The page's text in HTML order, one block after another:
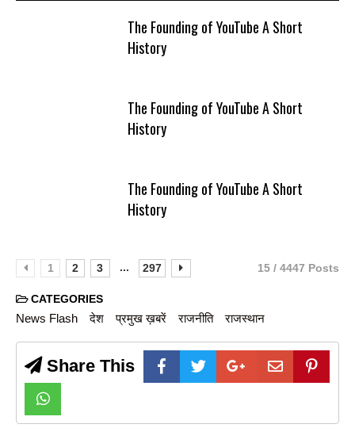
The Founding of YouTube A Short
History
The Founding of YouTube A Short
History
The Founding of YouTube A Short
History
1 2 3 ... 297 15 / 4447 Posts
CATEGORIES
News Flash देश प्रमुख ख़बरें राजनीति राजस्थान
Share This